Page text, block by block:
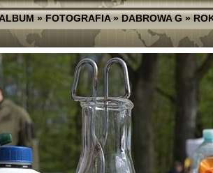
»FOTOGRAFIA»DABROWA G»